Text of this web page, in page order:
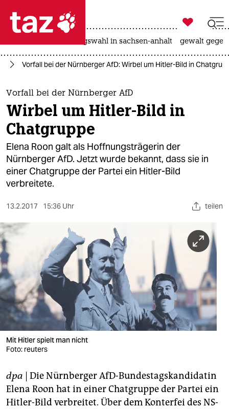
 taz zahl ich
taz zahl ich
themen
politik
öko
gesellschaft
kultur
sport
berlin
nord
wahrheit
verlag
verlag
veranstaltungen
fragen & hilfe
unterstützen

taz zahl ich
landtagswahl in sachsen-anhalt gewalt
Vorfall bei der Nürnberger AfD: Wirbel um Hitler-Bild in
Vorfall bei der Nürnberger AfD
Wirbel um Hitler-Bild in
Chatgruppe
Elena Roon galt als Hoffnungsträgerin der
Nürnberger AfD. Jetzt wurde bekannt, dass sie in
einer Chatgruppe der Partei ein Hitler-Bild
verbreitete.
13.2.2017 15:36 Uhr teilen
Mit Hitler spielt man nicht
Foto: reuters
dpa | Die Nürnberger AfD-Bundestagskandidatin
Elena Roon hat in einer Chatgruppe der Partei ein
Hitler-Bild verbreitet. Über dem Konterfei des NS-